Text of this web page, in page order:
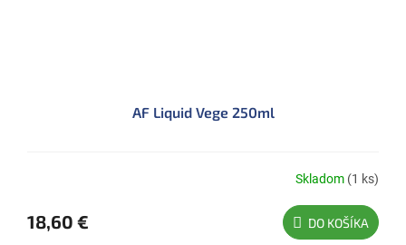
AF Liquid Vege 250ml
Skladom (1 ks)
18,60 € DO KOŠÍKA